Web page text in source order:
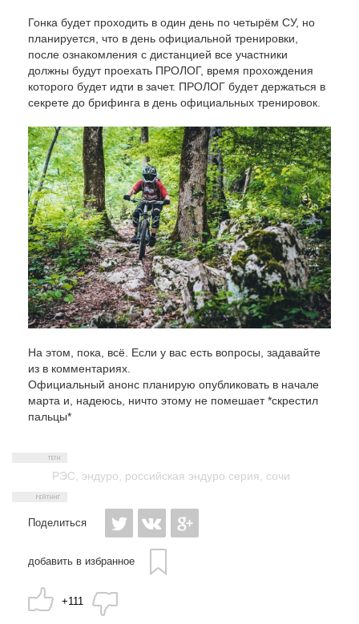
Гонка будет проходить в один день по четырём СУ, но
планируется, что в день официальной тренировки,
после ознакомления с дистанцией все участники
должны будут проехать ПРОЛОГ, время прохождения
которого будет идти в зачет. ПРОЛОГ будет держаться в
секрете до брифинга в день официальных тренировок.
На этом, пока, всё. Если у вас есть вопросы, задавайте
из в комментариях.
Официальный анонс планирую опубликовать в начале
марта и, надеюсь, ничто этому не помешает *скрестил
пальцы*
РЭС, эндуро, российская эндуро серия, сочи
Поделиться
добавить в избранное
+111